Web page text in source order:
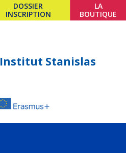
Institut Stanislas
DOSSIER
INSCRIPTION
LA
BOUTIQUE